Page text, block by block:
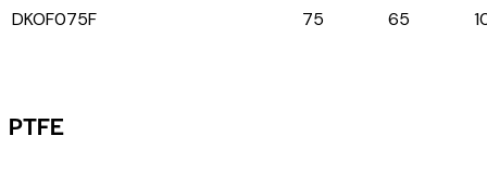
DKOF075F 75 65
PTFE